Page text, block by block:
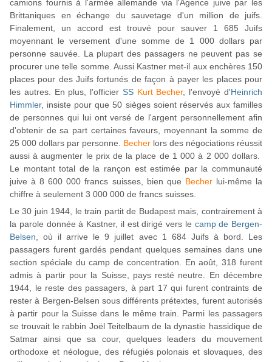
camions fournis à l'armée allemande via l'Agence juive par les
Brittaniques en échange du sauvetage d'un million de juifs.
Finalement, un accord est trouvé pour sauver 1 685 Juifs
moyennant le versement d'une somme de 1 000 dollars par
personne sauvée. La plupart des passagers ne peuvent pas se
procurer une telle somme. Aussi Kastner met-il aux enchères 150
places pour des Juifs fortunés de façon à payer les places pour
les autres. En plus, l'officier SS Kurt Becher, l'envoyé d'Heinrich
Himmler, insiste pour que 50 sièges soient réservés aux familles
de personnes qui lui ont versé de l'argent personnellement afin
d'obtenir de sa part certaines faveurs, moyennant la somme de
25 000 dollars par personne. Becher lors des négociations réussit
aussi à augmenter le prix de la place de 1 000 à 2 000 dollars.
Le montant total de la rançon est estimée par la communauté
juive à 8 600 000 francs suisses, bien que Becherlui-même la
chiffre à seulement 3 000 000 de francs suisses.
Le 30 juin 1944, le train partit de Budapest mais, contrairement à
la parole donnée à Kastner, il est dirigé vers le camp de Bergen-
Belsen , où il arrive le 9 juillet avec 1 684 Juifs à bord. Les
passagers furent gardés pendant quelques semaines dans une
section spéciale du camp de concentration. En août, 318 furent
admis à partir pour la Suisse, pays resté neutre. En décembre
1944, le reste des passagers, à part 17 qui furent contraints de
rester à Bergen-Belsen sous différents prétextes, furent autorisés
à partir pour la Suisse dans le même train. Parmi les passagers
se trouvait le rabbin Joël Teitelbaum de la dynastie hassidique de
Satmar ainsi que sa cour, quelques leaders du mouvement
orthodoxe et néologue, des réfugiés polonais et slovaques, des